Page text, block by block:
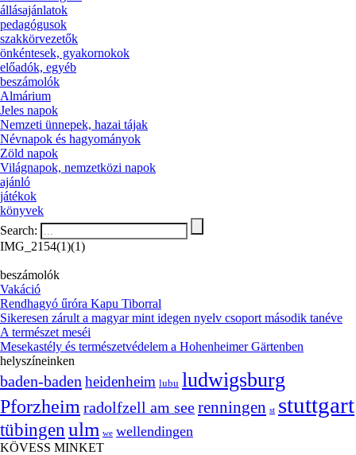
állásajánlatok
pedagógusok
szakkörvezetők
önkéntesek, gyakornokok
előadók, egyéb
beszámolók
Almárium
Jeles napok
Nemzeti ünnepek, hazai tájak
Névnapok és hagyományok
Zöld napok
Világnapok, nemzetközi napok
ajánló
játékok
könyvek
Search:
IMG_2154(1)(1)
beszámolók
Vakáció
Rendhagyó űróra Kapu Tiborral
Sikeresen zárult a magyar mint idegen nyelv csoport második tanéve
A természet meséi
Mesekastély és természetvédelem a Hohenheimer Gärtenben
helyszíneinken
baden-baden heidenheim lubu ludwigsburg
Pforzheim radolfzell am seerenningen st stuttgart
tübingen ulm we wellendingen
KÖVESS MINKET